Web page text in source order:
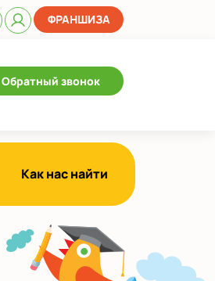
ФРАНШИЗА
Обратный звонок
Как нас найти